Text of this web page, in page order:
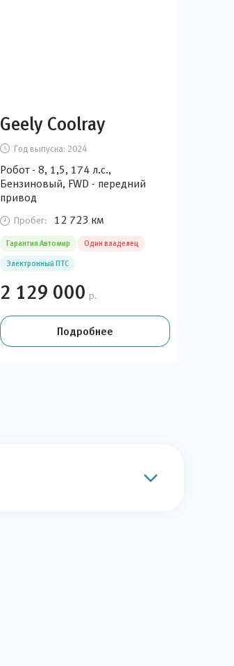
Geely Coolray
Год выпуска: 2024
Робот - 8, 1,5, 174 л.с.,
Бензиновый, FWD - передний
привод
Пробег: 12 723 км
Гарантия Автомир Один владелец
Электронный ПТС
2 129 000 р.
Подробнее